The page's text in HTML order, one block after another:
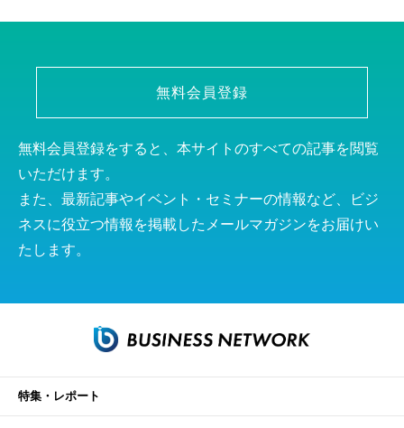
無料会員登録
無料会員登録をすると、本サイトのすべての記事を閲覧
いただけます。
また、最新記事やイベント・セミナーの情報など、ビジ
ネスに役立つ情報を掲載したメールマガジンをお届けい
たします。
特集・レポート